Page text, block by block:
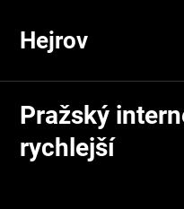
content
Hejrov
Pražský
rychlejší